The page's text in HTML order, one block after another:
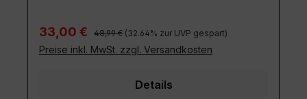
Verkaufspreis:
33,00 € Regulärer Preis:
48,99 € (32.64% zur UVP gespart)
Preise inkl. MwSt. zzgl. Versandkosten
Details